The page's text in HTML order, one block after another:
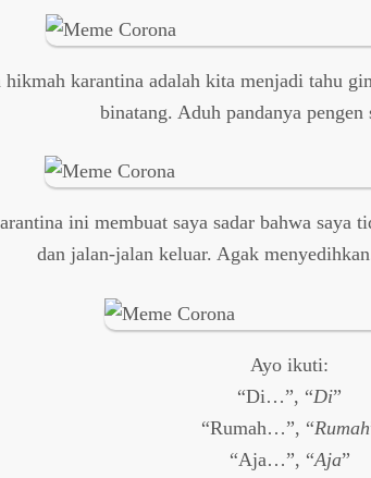
karantina adalah kita menjadi tahu
binatang. Aduh pandanya pengen
ini membuat saya sadar bahwa saya
dan jalan-jalan keluar. Agak
Ayo ikuti:
“Di…”, “Di”
“Rumah…”, “Rumah
“Aja…”, “Aja”